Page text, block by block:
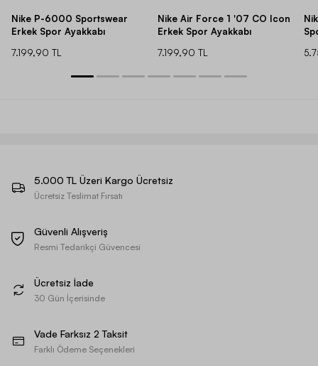
Nike P-6000 Sportswear
Erkek Spor Ayakkabı
7.199,90 TL
Nike Air Force 1 '07 CO Icon
Erkek Spor Ayakkabı
7.199,90 TL
5.000 TL Üzeri Kargo Ücretsiz
Ücretsiz Teslimat Fırsatı
Güvenli Alışveriş
Resmi Tedarikçi Güvencesi
Ücretsiz İade
30 Gün İçerisinde
Vade Farksız 2 Taksit
Farklı Ödeme Seçenekleri